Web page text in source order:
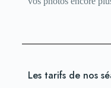
Les tarifs de nos